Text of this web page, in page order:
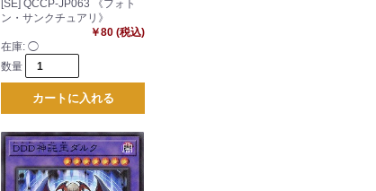
[SE] QCCP-JP063 《フォト
ン・サンクチュアリ》
￥80 (税込)
在庫:◯
数量
カートに入れる